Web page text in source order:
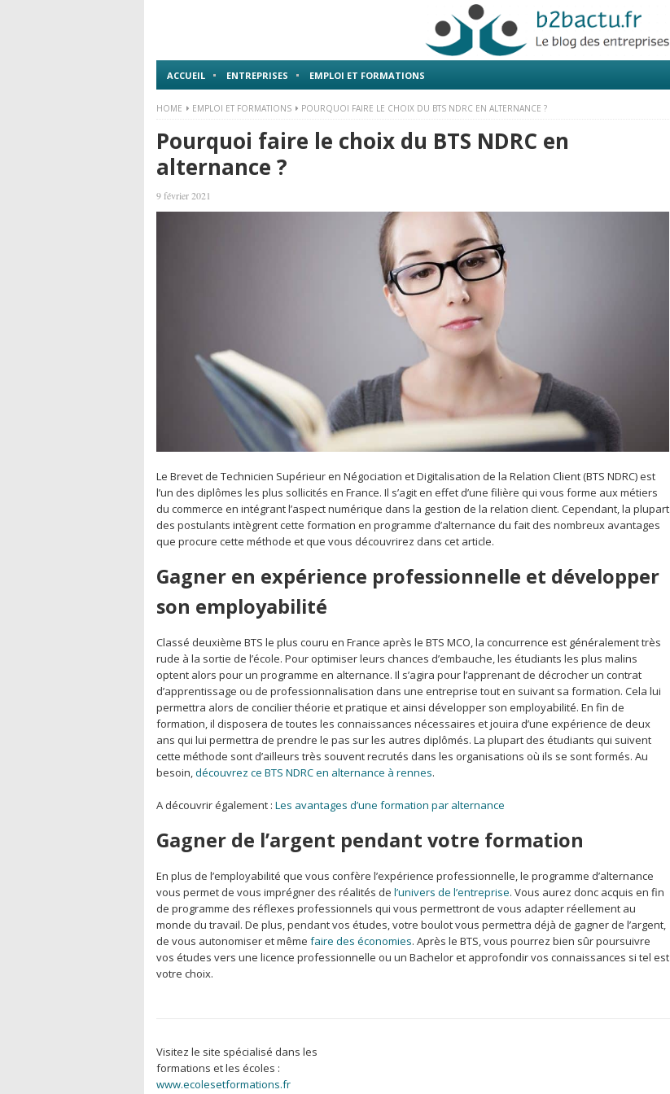
ACCUEIL ENTREPRISES EMPLOI ET FORMATIONS
HOME EMPLOI ET FORMATIONS POURQUOI FAIRE LE CHOIX DU BTS NDRC EN ALTERNANCE ?
Pourquoi faire le choix du BTS NDRC en
alternance ?
9 février 2021
Le Brevet de Technicien Supérieur en Négociation et Digitalisation de la Relation Client (BTS NDRC) est
l’un des diplômes les plus sollicités en France. Il s’agit en effet d’une filière qui vous forme aux métiers
du commerce en intégrant l’aspect numérique dans la gestion de la relation client. Cependant, la plupart
des postulants intègrent cette formation en programme d’alternance du fait des nombreux avantages
que procure cette méthode et que vous découvrirez dans cet article.
Gagner en expérience professionnelle et développer
son employabilité
Classé deuxième BTS le plus couru en France après le BTS MCO, la concurrence est généralement très
rude à la sortie de l’école. Pour optimiser leurs chances d’embauche, les étudiants les plus malins
optent alors pour un programme en alternance. Il s’agira pour l’apprenant de décrocher un contrat
d’apprentissage ou de professionnalisation dans une entreprise tout en suivant sa formation. Cela lui
permettra alors de concilier théorie et pratique et ainsi développer son employabilité. En fin de
formation, il disposera de toutes les connaissances nécessaires et jouira d’une expérience de deux
ans qui lui permettra de prendre le pas sur les autres diplômés. La plupart des étudiants qui suivent
cette méthode sont d’ailleurs très souvent recrutés dans les organisations où ils se sont formés. Au
besoin,découvrez ce BTS NDRC en alternance à rennes.
A découvrir également : Les avantages d’une formation par alternance
Gagner de l’argent pendant votre formation
En plus de l’employabilité que vous confère l’expérience professionnelle, le programme d’alternance
vous permet de vous imprégner des réalités de l’univers de l’entreprise. Vous aurez donc acquis en fin
de programme des réflexes professionnels qui vous permettront de vous adapter réellement au
monde du travail. De plus, pendant vos études, votre boulot vous permettra déjà de gagner de l’argent,
de vous autonomiser et même faire des économies. Après le BTS, vous pourrez bien sûr poursuivre
vos études vers une licence professionnelle ou un Bachelor et approfondir vos connaissances si tel est
votre choix.
Visitez le site spécialisé dans les
formations et les écoles :
www.ecolesetformations.fr